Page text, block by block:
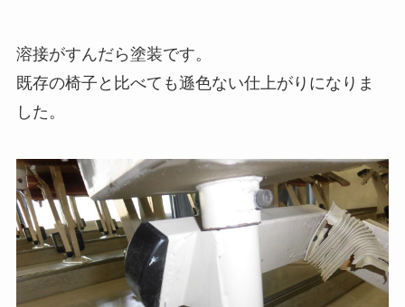
溶接がすんだら塗装です。
既存の椅子と比べても遜色ない仕上がりになりま
した。